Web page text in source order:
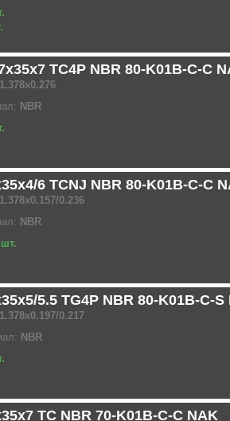
TC4P NBR 80-K01B-C-C
NBR
6 TCNJ NBR 80-K01B-C-C
0.236
NBR
5.5 TG4P NBR 80-K01B-C-S
0.217
NBR
TC NBR 70-K01B-C-C NAK